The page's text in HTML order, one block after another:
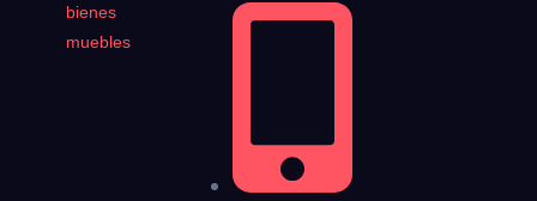
bienes
muebles